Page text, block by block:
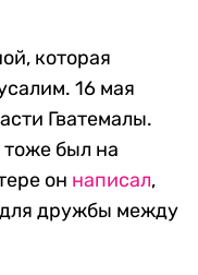
которая
16 мая
Гватемалы.
был на
он написал,
для дружбы между